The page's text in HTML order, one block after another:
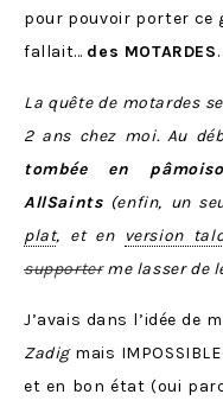
pour pouvoir porter ce
fallait… des MOTARDES.
La quête de motardes
2 ans chez moi. Au
tombée en
AllSaints(enfin, un
plat, et en version
supporterme lasser de
J’avais dans l’idée de
Zadigmais
et en bon état (oui